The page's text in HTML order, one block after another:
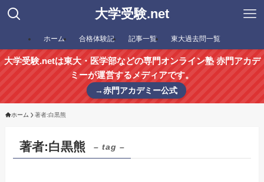
大学受験.net
ホーム 合格体験記 記事一覧 東大過去問一覧
大学受験.netは東大・医学部などの専門オンライン塾 赤門アカデ
ミーが運営するメディアです。
→赤門アカデミー公式
ホーム 著者:白黒熊
著者:白黒熊 – tag –